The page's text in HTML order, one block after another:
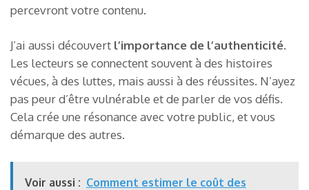
percevront votre contenu.
J’ai aussi découvert l’importance de l’authenticité.
Les lecteurs se connectent souvent à des histoires
vécues, à des luttes, mais aussi à des réussites. N’ayez
pas peur d’être vulnérable et de parler de vos défis.
Cela crée une résonance avec votre public, et vous
démarque des autres.
Voir aussi : Comment estimer le coût des